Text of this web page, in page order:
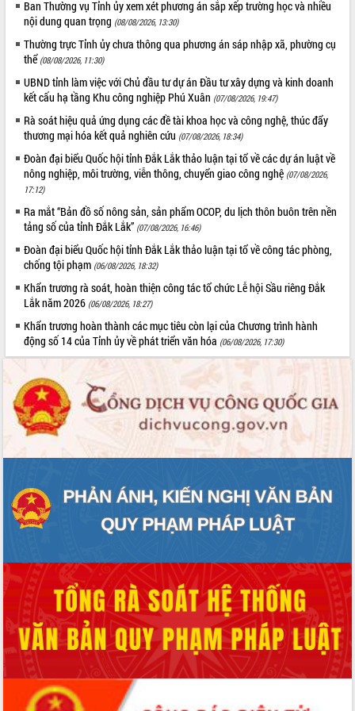
UBND tỉnh họp báo định kỳ tháng 4
năm 2026
Hội thảo khoa học “Giải pháp thúc đẩy
phát triển nền kinh tế xanh tại tỉnh
Đắk Lắk”
Tăng cường giám sát, đôn đốc thực
hiện nhiệm vụ quản lý tài sản công
hàng tuần
Tháo gỡ những vướng mắc, đẩy mạnh
công tác cải cách thủ tục hành chính
tại Trung tâm Phục vụ hành chính
Đắk Lắk: Tôn vinh 46 giải pháp tại Hội
thi Sáng tạo Kỹ thuật 2024 - 2025
Đắk Lắk rà soát, điều chỉnh Đề án 190
về phát triển nuôi trồng thủy sản
Phó Chủ tịch UBND tỉnh Đắk Lắk
Trương Công Thái kiểm tra thực địa
Dự án cao tốc Khánh Hòa - Buôn Ma
Thuột
Định vị cà phê Việt Nam như một “di
sản sống” trong dòng chảy toàn cầu
Xây dựng nông thôn mới: Nâng cao đời
sống người dân từ những mô hình thiết
thực
Quyết liệt tháo gỡ vướng mắc, đẩy
Hòn Yến phát triển du lịch gắn với bảo
tồn biển
Lấy ý kiến điều chỉnh Quy hoạch tỉnh
đến năm 2050
Phát động chiến dịch 30 ngày đêm
giải phóng mặt bằng Tuyến đường bộ
ven biển
Đắk Lắk nỗ lực thúc đẩy tăng trưởng
kinh tế từ 10% trở lên trong Quý
II/2026
Đắk Lắk ký kết thỏa thuận hợp tác về
chuyển đổi số giai đoạn 2026 – 2030
Ban Thường vụ Tỉnh ủy xem xét phương án sắp xếp trường học và nhiều
nội dung quan trọng (08/08/2026, 13:30)
Thường trực Tỉnh ủy chưa thông qua phương án sáp nhập xã, phường cụ
thể (08/08/2026, 11:30)
UBND tỉnh làm việc với Chủ đầu tư dự án Đầu tư xây dựng và kinh doanh
kết cấu hạ tầng Khu công nghiệp Phú Xuân (07/08/2026, 19:47)
Rà soát hiệu quả ứng dụng các đề tài khoa học và công nghệ, thúc đẩy
thương mại hóa kết quả nghiên cứu (07/08/2026, 18:34)
Đoàn đại biểu Quốc hội tỉnh Đắk Lắk thảo luận tại tổ về các dự án luật về
nông nghiệp, môi trường, viễn thông, chuyển giao công nghệ (07/08/2026,
17:12)
Ra mắt “Bản đồ số nông sản, sản phẩm OCOP, du lịch thôn buôn trên nền
tảng số của tỉnh Đắk Lắk” (07/08/2026, 16:46)
Đoàn đại biểu Quốc hội tỉnh Đắk Lắk thảo luận tại tổ về công tác phòng,
chống tội phạm (06/08/2026, 18:32)
Khẩn trương rà soát, hoàn thiện công tác tổ chức Lễ hội Sầu riêng Đắk
Lắk năm 2026 (06/08/2026, 18:27)
Khẩn trương hoàn thành các mục tiêu còn lại của Chương trình hành
động số 14 của Tỉnh ủy về phát triển văn hóa (06/08/2026, 17:30)